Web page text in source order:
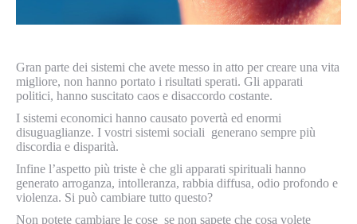
Gran parte dei sistemi che avete messo in atto per creare una vita
migliore, non hanno portato i risultati sperati. Gli apparati
politici, hanno suscitato caos e disaccordo costante.
I sistemi economici hanno causato povertà ed enormi
disuguaglianze. I vostri sistemi sociali generano sempre più
discordia e disparità.
Infine l’aspetto più triste è che gli apparati spirituali hanno
generato arroganza, intolleranza, rabbia diffusa, odio profondo e
violenza. Si può cambiare tutto questo?
Non potete cambiare le cose se non sapete che cosa volete